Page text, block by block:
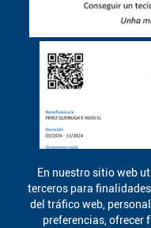
En nuestro sitio web
terceros para
del tráfico web,
preferencias, ofrecer